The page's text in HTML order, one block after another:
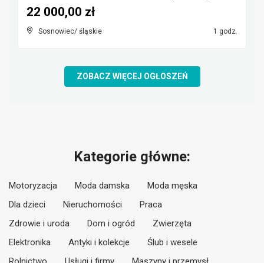
Sosnowiec/ śląskie 1 godz.
22 000,00 zł
ZOBACZ WIĘCEJ OGŁOSZEŃ
Kategorie główne:
Motoryzacja Moda damska
Moda męska
Dla dzieci
Nieruchomości
Praca
Zdrowie i uroda
Dom i ogród
Zwierzęta
Elektronika
Antyki i kolekcje
Ślub i wesele